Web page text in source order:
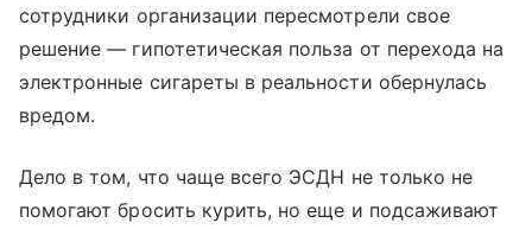
сотрудники организации пересмотрели свое
решение — гипотетическая польза от перехода на
электронные сигареты в реальности обернулась
вредом.
Дело в том, что чаще всего ЭСДН не только не
помогают бросить курить, но еще и подсаживают